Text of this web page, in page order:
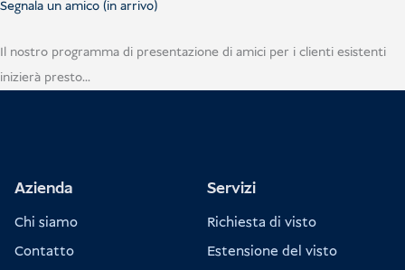
Segnala un amico (in arrivo)
Il nostro programma di presentazione di amici per i clienti esistenti
inizierà presto...
Azienda
Chi siamo
Contatto
Servizi
Richiesta di visto
Estensione del visto